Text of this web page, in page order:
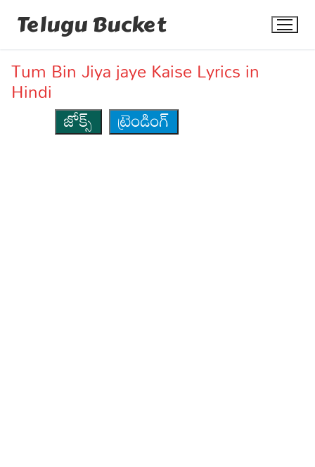
Telugu Bucket
Tum Bin Jiya jaye Kaise Lyrics in
Hindi
జోక్స్
ట్రెండింగ్